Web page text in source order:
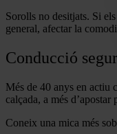
Sorolls no desitjats. Si
general, afectar la
Conducció
Més de 40 anys en actiu
calçada, a més
Coneix una mica més